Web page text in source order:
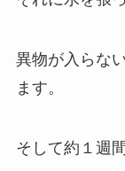
異物が入らな
ます。
そして約１週